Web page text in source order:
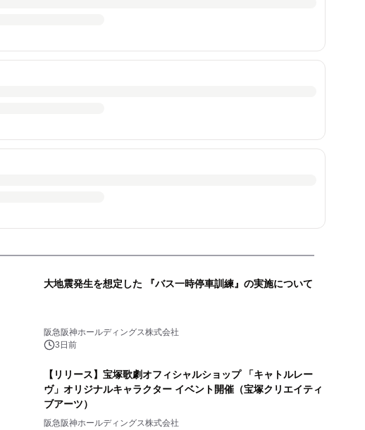
大地震発生を想定した 『バス一時停車訓練』の実施について
阪急阪神ホールディングス株式会社
3日前
【リリース】宝塚歌劇オフィシャルショップ 「キャトルレー
ヴ」オリジナルキャラクター イベント開催（宝塚クリエイティ
ブアーツ）
阪急阪神ホールディングス株式会社